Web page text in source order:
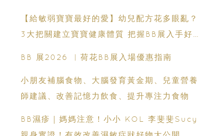
【給敏弱寶寶最好的愛】幼兒配方花多眼亂？
3大把關建立寶寶健康體質 把握BB展入手好
BB 展2026 ︳荷花BB展入場優惠指南
小朋友補腦食物、大腦發育黃金期、兒童營養
師建議、改善記憶力飲食、提升專注力食物
BB濕疹｜媽媽注意！小小 KOL 李斐斐Sucy